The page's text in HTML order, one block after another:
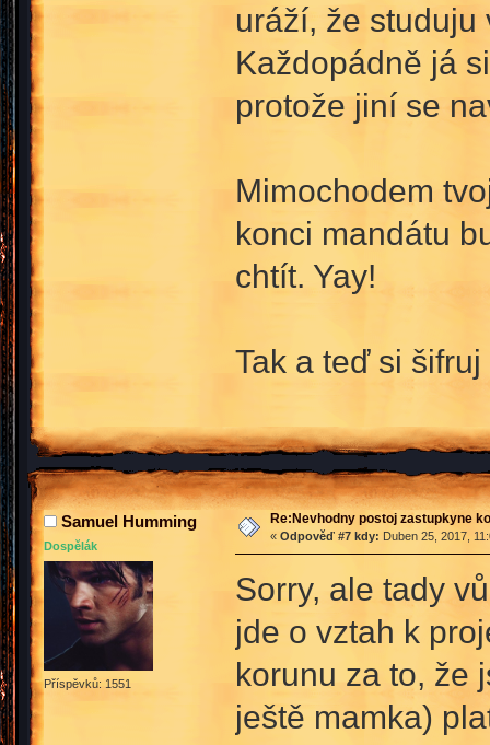
uráží, že studuju
Každopádně já
protože jiní se
Mimochodem
konci mandátu
chtít. Yay!
Tak a teď si
Samuel Humming
Dospělák
Příspěvků: 1551
Re:Nevhodny postoj zastupkyne
« Odpověď #7 kdy: Duben 25, 2017,
Sorry, ale tady
jde o vztah k
korunu za to, že
ještě mamka)